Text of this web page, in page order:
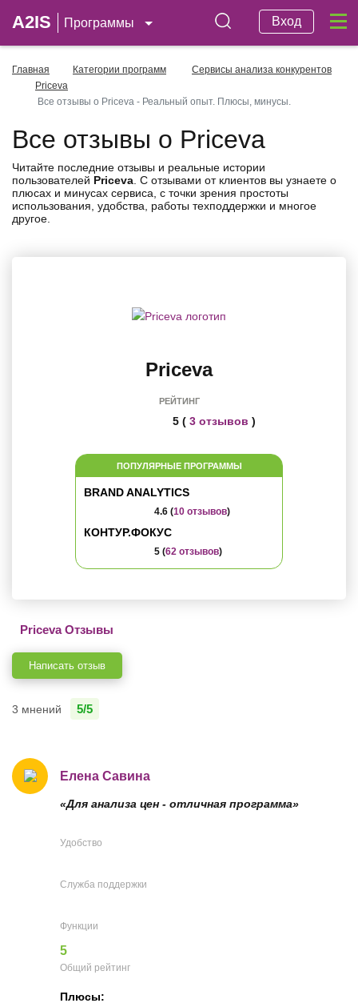
A2IS Программы Вход
Главная Категории программ
Сервисы анализа конкурентов
Priceva
Все отзывы о Priceva - Реальный опыт. Плюсы, минусы.
Все отзывы о Priceva
Читайте последние отзывы и реальные истории
пользователей Priceva . С отзывами от клиентов вы узнаете о
плюсах и минусах сервиса, с точки зрения простоты
использования, удобства, работы техподдержки и многое
другое.
Priceva
РЕЙТИНГ
5 ( 3 отзывов )
ПОПУЛЯРНЫЕ ПРОГРАММЫ
BRAND ANALYTICS
4.6 (10 отзывов)
КОНТУР.ФОКУС
5 (62 отзывов)
Priceva Отзывы
Написать отзыв
3 мнений 5/5
Елена Савина
«Для анализа цен - отличная программа»
Удобство
Служба поддержки
Функции
5
Общий рейтинг
Плюсы: